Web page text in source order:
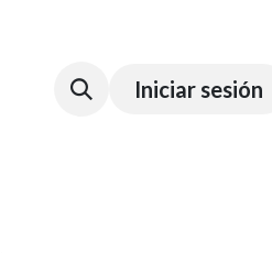
EmpresasIniciar sesión